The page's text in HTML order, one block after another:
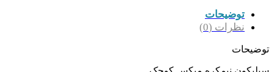
توضیحات
نظرات (0)
توضیحات